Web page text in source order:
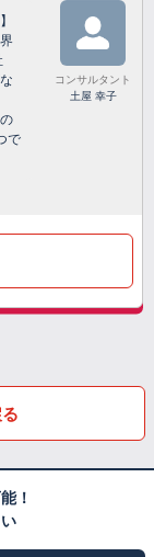
で
コンサルタント
土屋 幸子
！